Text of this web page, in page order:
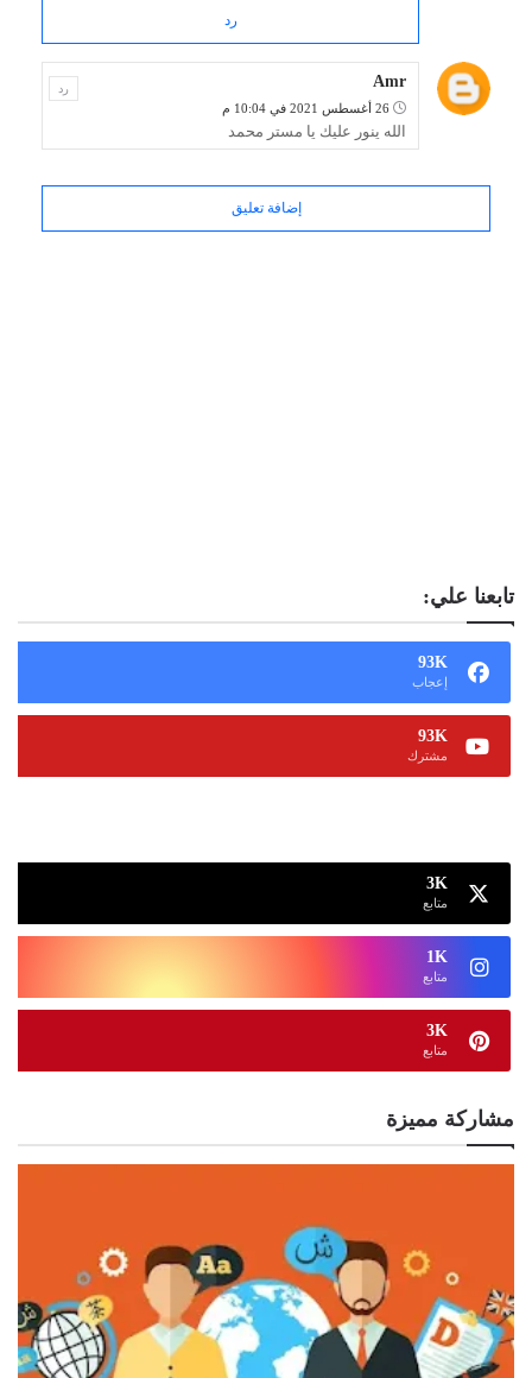
رد
Amr
26 أغسطس 2021 في 10:04 م
الله ينور عليك يا مستر محمد
رد
إضافة تعليق
تابعنا علي:
93K
إعجاب
93K
مشترك
3K
متابع
1K
متابع
3K
متابع
مشاركة مميزة